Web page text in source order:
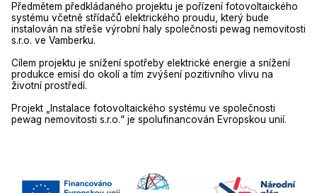
Předmětem předkládaného projektu je pořízení fotovoltaického
systému včetně střídačů elektrického proudu, který bude
instalován na střeše výrobní haly společnosti pewag nemovitosti
s.r.o. ve Vamberku.
Cílem projektu je snížení spotřeby elektrické energie a snížení
produkce emisí do okolí a tím zvýšení pozitivního vlivu na
životní prostředí.
Projekt „Instalace fotovoltaického systému ve společnosti
pewag nemovitosti s.r.o.“ je spolufinancován Evropskou unií.